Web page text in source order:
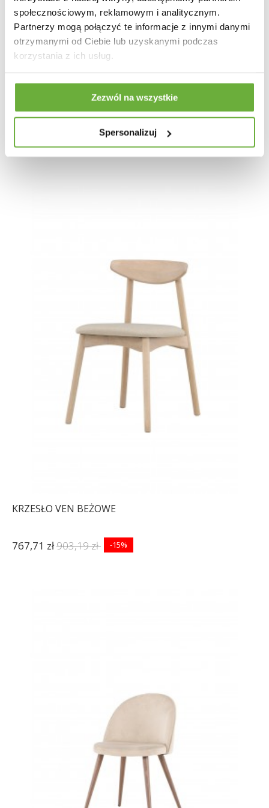
społecznościowym, reklamowym i analitycznym.
Partnerzy mogą połączyć te informacje z innymi danymi
otrzymanymi od Ciebie lub uzyskanymi podczas
korzystania z ich usług.
Zezwól na wszystkie
Spersonalizuj
KRZESŁO OBROTOWE KARA BEŻOWE
1 004,83 zł1 196,23 zł
KRZESŁO VEN BEŻOWE
767,71 zł903,19 zł -15%